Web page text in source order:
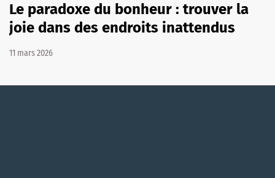
Le paradoxe du bonheur : trouver la
joie dans des endroits inattendus
11 mars 2026